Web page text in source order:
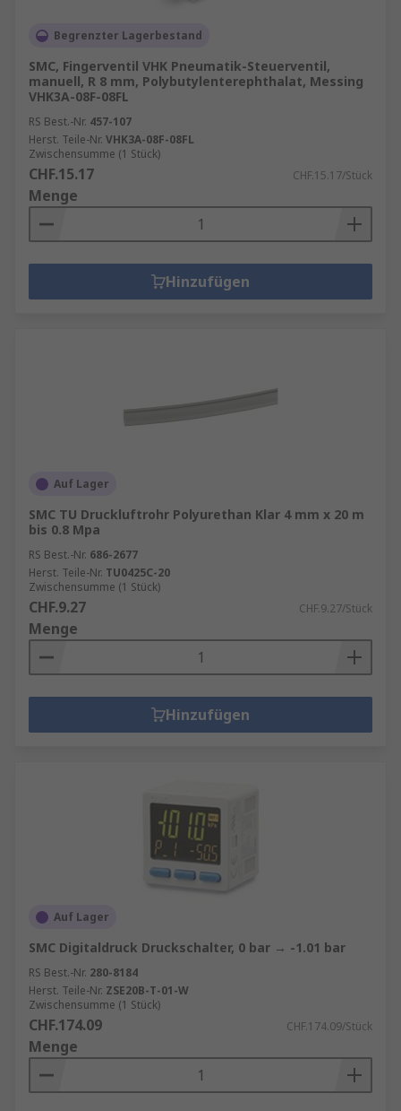
Begrenzter Lagerbestand
SMC, Fingerventil VHK Pneumatik-Steuerventil,
manuell, R 8 mm, Polybutylenterephthalat, Messing
VHK3A-08F-08FL
RS Best.-Nr. 457-107
Herst. Teile-Nr. VHK3A-08F-08FL
Zwischensumme (1 Stück)
CHF.15.17 CHF.15.17/Stück
Menge
Hinzufügen
Auf Lager
SMC TU Druckluftrohr Polyurethan Klar 4 mm x 20 m
bis 0.8 Mpa
RS Best.-Nr. 686-2677
Herst. Teile-Nr. TU0425C-20
Zwischensumme (1 Stück)
CHF.9.27 CHF.9.27/Stück
Menge
Hinzufügen
Auf Lager
SMC Digitaldruck Druckschalter, 0 bar → -1.01 bar
RS Best.-Nr. 280-8184
Herst. Teile-Nr. ZSE20B-T-01-W
Zwischensumme (1 Stück)
CHF.174.09 CHF.174.09/Stück
Menge